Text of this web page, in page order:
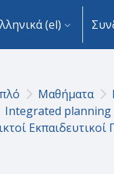
‎(el)‎
Μαθήματα
Integrated planning
Εκπαιδευτικοί